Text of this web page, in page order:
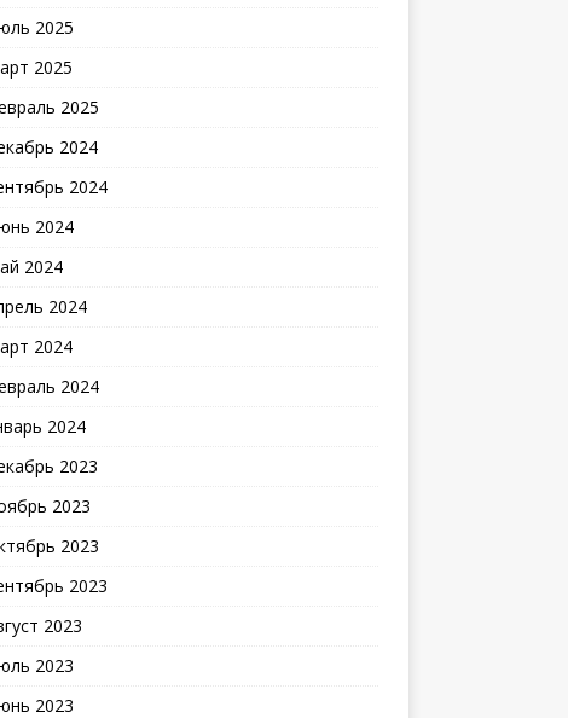
2025
2025
2025
2024
2024
2024
2024
2024
2024
2024
2024
2023
2023
2023
2023
2023
2023
2023